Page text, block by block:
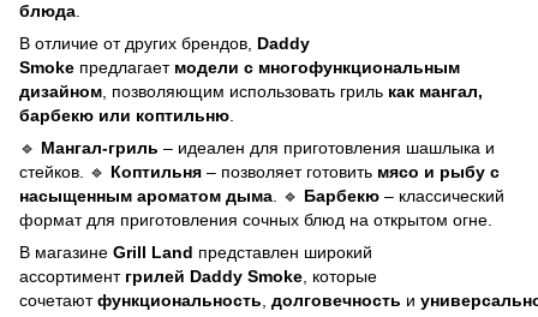
блюда
В отличие от других брендов, Daddy
Smoke предлагает модели с многофункциональным
дизайном , позволяющим использовать гриль как мангал,
барбекю или коптильню
🔹 Мангал-гриль – идеален для приготовления шашлыка и
стейков. 🔹 Коптильня – позволяет готовить мясо и рыбу с
насыщенным ароматом дыма . 🔹 Барбекю – классический
формат для приготовления сочных блюд на открытом огне.
В магазине Grill Land представлен широкий
ассортимент грилей Daddy Smoke , которые
сочетаютфункциональность долговечность и